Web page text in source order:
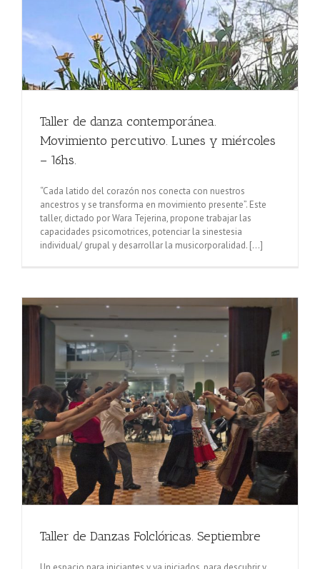
Taller de danza contemporánea.
Movimiento percutivo. Lunes y miércoles
– 16hs.
“Cada latido del corazón nos conecta con nuestros
ancestros y se transforma en movimiento presente”. Este
taller, dictado por Wara Tejerina, propone trabajar las
capacidades psicomotrices, potenciar la sinestesia
individual/ grupal y desarrollar la musicorporalidad. [...]
Taller de Danzas Folclóricas. Septiembre